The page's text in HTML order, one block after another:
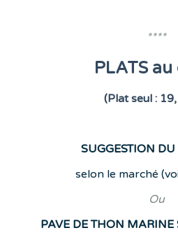
****
PLATS
(Plat seul :
SUGGESTION
selon le marché
Ou
PAVE DE THON